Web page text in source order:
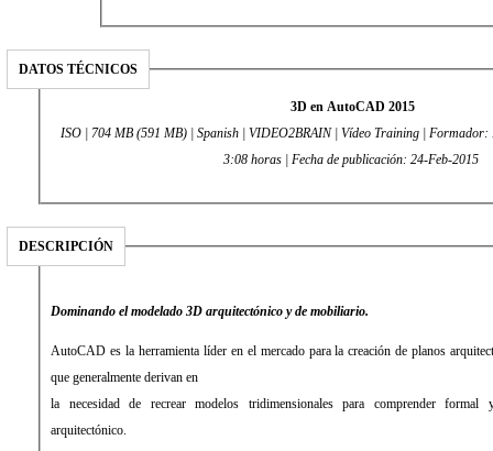
DATOS TÉCNICOS
3D en AutoCAD 2015
ISO | 704 MB (591 MB) | Spanish | VIDEO2BRAIN | Vídeo Training |
3:08 horas | Fecha de publicación: 24-Feb-2015
DESCRIPCIÓN
Dominando el modelado 3D arquitectónico y de mobiliario.
AutoCAD es la herramienta líder en el mercado para la creación de planos
que generalmente derivan en
la necesidad de recrear modelos tridimensionales para comprender formal
arquitectónico.